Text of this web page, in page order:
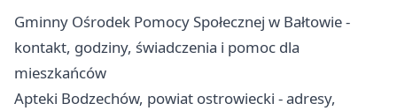
Gminny Ośrodek Pomocy Społecznej w Bałtowie -
kontakt, godziny, świadczenia i pomoc dla
mieszkańców
Apteki Bodzechów, powiat ostrowiecki - adresy,